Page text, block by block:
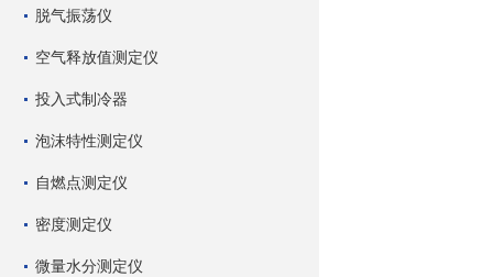
脱气振荡仪
空气释放值测定仪
投入式制冷器
泡沫特性测定仪
自燃点测定仪
密度测定仪
微量水分测定仪